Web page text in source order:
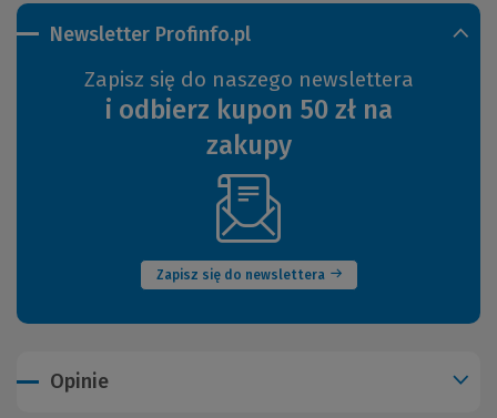
Newsletter Profinfo.pl
Zapisz się do naszego newslettera
i odbierz kupon 50 zł na
zakupy
Zapisz się do newslettera
(Nowe
okno)
Opinie